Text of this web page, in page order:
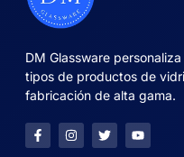
DM Glassware
tipos de productos de
fabricación de alta gama.